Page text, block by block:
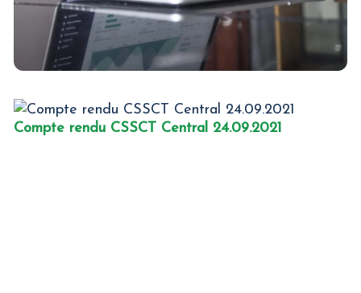
Compte rendu CSSCT Central 24.09.2021